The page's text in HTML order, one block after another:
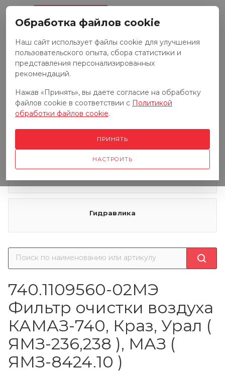
Запчасти к тракторам
Запчасти к грузовым автомобилям
Гидравлика
740.1109560-02МЭ
Фильтр очистки воздуха
КАМАЗ-740, Краз, Урал (
ЯМЗ-236,238 ), МАЗ (
ЯМЗ-8424.10 )
Обработка файлов cookie
Наш сайт использует файлы cookie для улучшения
пользовательского опыта, сбора статистики и
представления персонализированных
рекомендаций.
Нажав «Принять», вы даете согласие на обработку
файлов cookie в соответствии с Политикой
обработки файлов cookie.
НАСТРОИТЬ
ПРИНЯТЬ